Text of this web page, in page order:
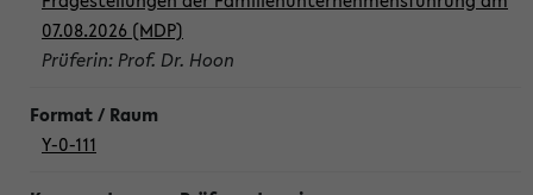
07.08.2026 (MDP)
Prüferin: Prof. Dr. Hoon
Y-0-111